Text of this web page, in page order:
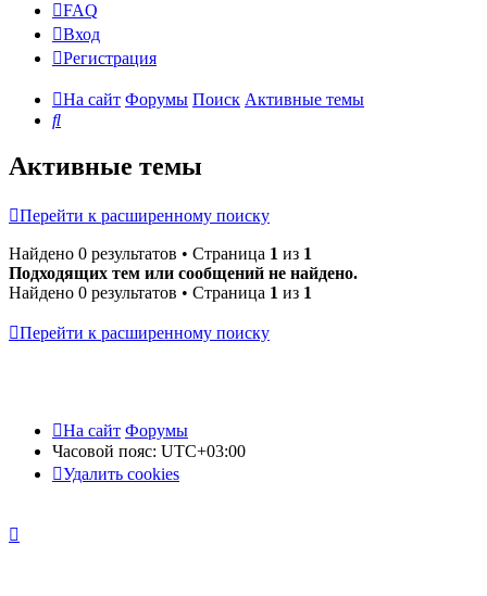
FAQ
Вход
Регистрация
На сайт Форумы Поиск Активные темы
Поиск
Активные темы
Перейти к расширенному поиску
Найдено 0 результатов • Страница 1 из 1
Подходящих тем или сообщений не найдено.
Найдено 0 результатов • Страница 1 из 1
Перейти к расширенному поиску
На сайт Форумы
Часовой пояс: UTC+03:00
Удалить cookies